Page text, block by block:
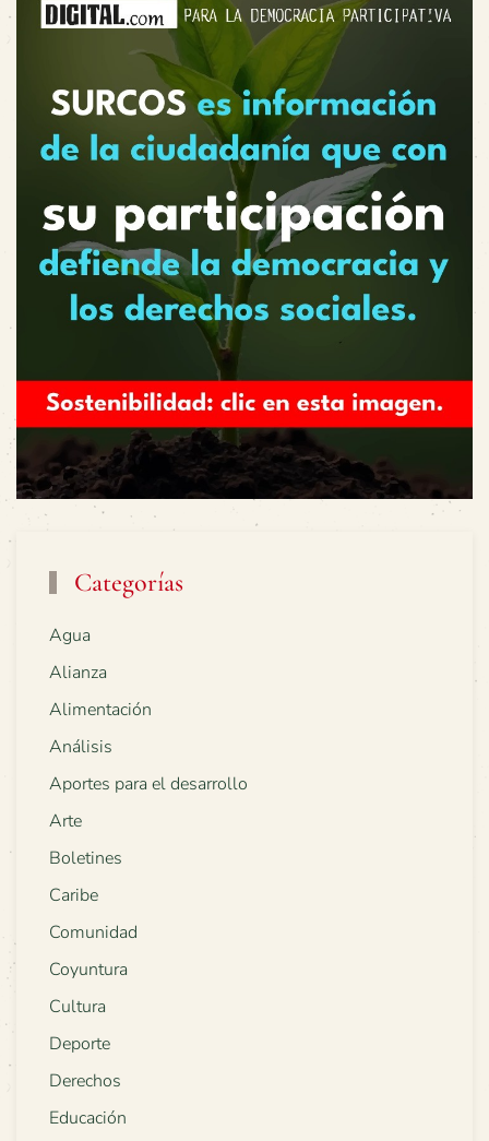
Categorías
Agua
Alianza
Alimentación
Análisis
Aportes para el desarrollo
Arte
Boletines
Caribe
Comunidad
Coyuntura
Cultura
Deporte
Derechos
Educación